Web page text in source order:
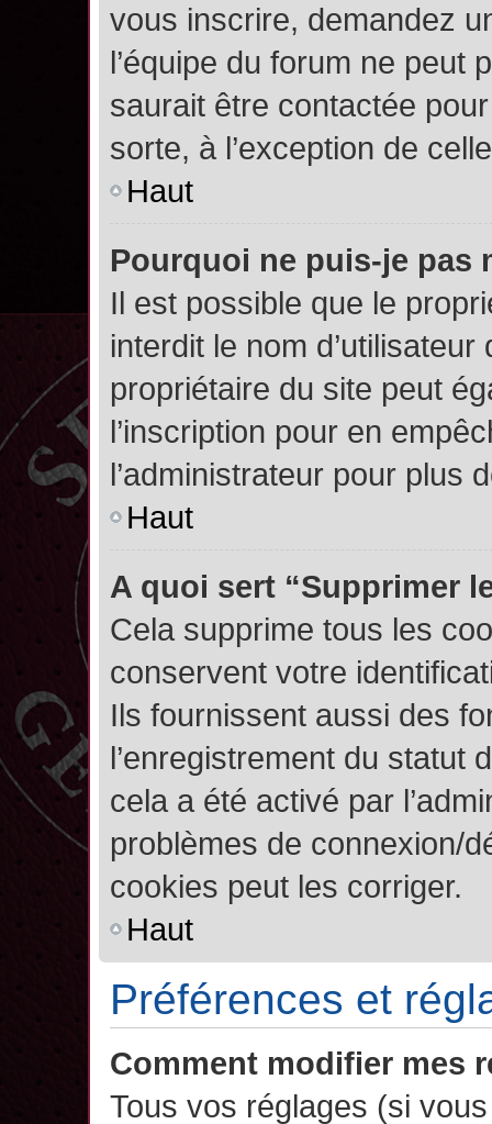
vous inscrire, demandez
l’équipe du forum ne peut
saurait être contactée
sorte, à l’exception de
Haut
Pourquoi ne puis-je pas
Il est possible que le
interdit le nom
propriétaire du site peut
l’inscription pour en
l’administrateur pour plus
Haut
A quoi sert “Supprimer
Cela supprime tous les
conservent votre
Ils fournissent aussi des
l’enregistrement du statut
cela a été activé par
problèmes de connexion/
cookies peut les corriger.
Haut
Préférences et
Comment modifier mes
Tous vos réglages (si